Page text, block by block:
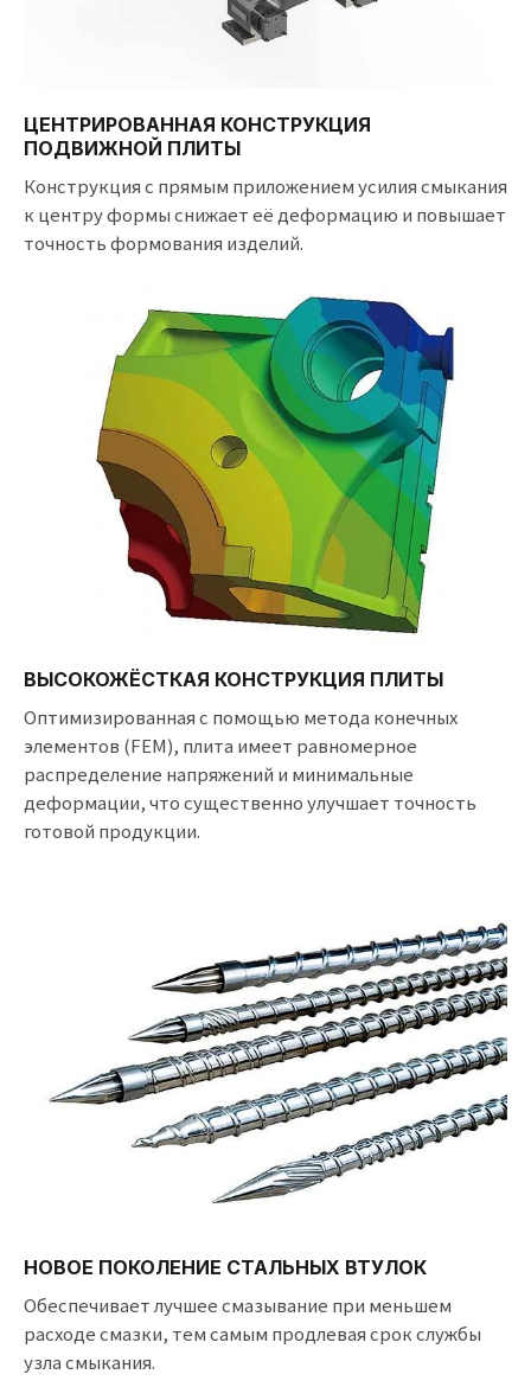
ЦЕНТРИРОВАННАЯ КОНСТРУКЦИЯ
ПОДВИЖНОЙ ПЛИТЫ
Конструкция с прямым приложением усилия смыкания
к центру формы снижает её деформацию и повышает
точность формования изделий.
ВЫСОКОЖЁСТКАЯ КОНСТРУКЦИЯ ПЛИТЫ
Оптимизированная с помощью метода конечных
элементов (FEM), плита имеет равномерное
распределение напряжений и минимальные
деформации, что существенно улучшает точность
готовой продукции.
НОВОЕ ПОКОЛЕНИЕ СТАЛЬНЫХ ВТУЛОК
Обеспечивает лучшее смазывание при меньшем
расходе смазки, тем самым продлевая срок службы
узла смыкания.